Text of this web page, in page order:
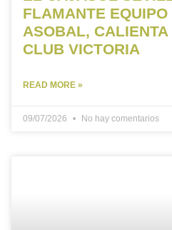
FLAMANTE
ASOBAL,
CLUB VICTORIA
READ MORE »
09/07/2026 No hay comentarios